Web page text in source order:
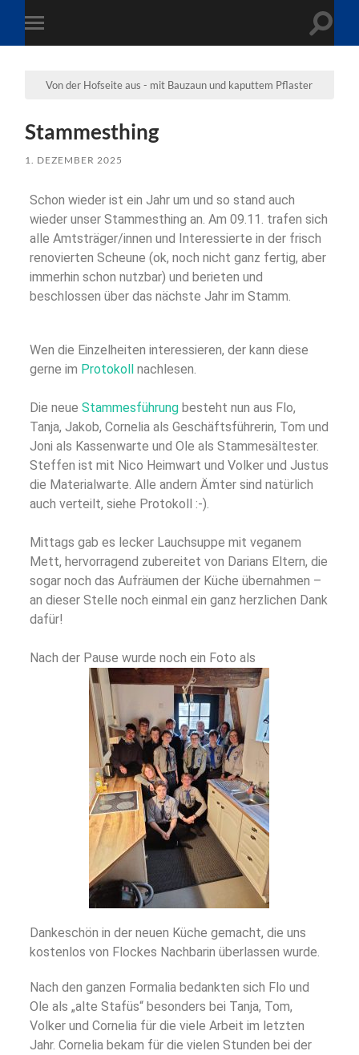
Von der Hofseite aus - mit Bauzaun und kaputtem Pflaster
Stammesthing
1. DEZEMBER 2025
Schon wieder ist ein Jahr um und so stand auch
wieder unser Stammesthing an. Am 09.11. trafen sich
alle Amtsträger/innen und Interessierte in der frisch
renovierten Scheune (ok, noch nicht ganz fertig, aber
immerhin schon nutzbar) und berieten und
beschlossen über das nächste Jahr im Stamm.
Wen die Einzelheiten interessieren, der kann diese
gerne im Protokoll nachlesen.
Die neueStammesführung besteht nun aus Flo,
Tanja, Jakob, Cornelia als Geschäftsführerin, Tom und
Joni als Kassenwarte und Ole als Stammesältester.
Steffen ist mit Nico Heimwart und Volker und Justus
die Materialwarte. Alle andern Ämter sind natürlich
auch verteilt, siehe Protokoll :-).
Mittags gab es lecker Lauchsuppe mit veganem
Mett, hervorragend zubereitet von Darians Eltern, die
sogar noch das Aufräumen der Küche übernahmen –
an dieser Stelle noch einmal ein ganz herzlichen Dank
dafür!
Nach der Pause wurde noch ein Foto als
Dankeschön in der neuen Küche gemacht, die uns
kostenlos von Flockes Nachbarin überlassen wurde.
Nach den ganzen Formalia bedankten sich Flo und
Ole als „alte Stafüs“ besonders bei Tanja, Tom,
Volker und Cornelia für die viele Arbeit im letzten
Jahr. Cornelia bekam für die vielen Stunden bei der